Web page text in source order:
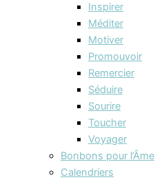
Inspirer
Méditer
Motiver
Promouvoir
Remercier
Séduire
Sourire
Toucher
Voyager
Bonbons pour l’Âme
Calendriers